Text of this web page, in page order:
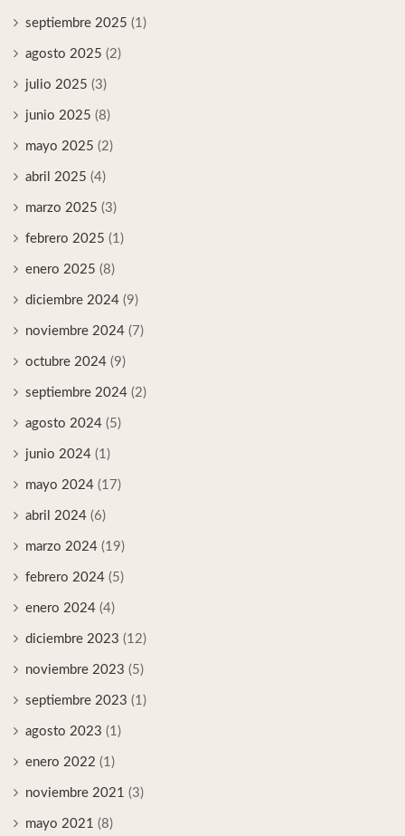
septiembre 2025 (1)
agosto 2025 (2)
julio 2025 (3)
junio 2025 (8)
mayo 2025 (2)
abril 2025 (4)
marzo 2025 (3)
febrero 2025 (1)
enero 2025 (8)
diciembre 2024 (9)
noviembre 2024 (7)
octubre 2024 (9)
septiembre 2024 (2)
agosto 2024 (5)
junio 2024 (1)
mayo 2024 (17)
abril 2024 (6)
marzo 2024 (19)
febrero 2024 (5)
enero 2024 (4)
diciembre 2023 (12)
noviembre 2023 (5)
septiembre 2023 (1)
agosto 2023 (1)
enero 2022 (1)
noviembre 2021 (3)
mayo 2021 (8)